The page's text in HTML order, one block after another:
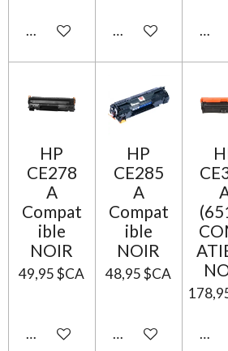
Ajouter au panierAjouter au panier
HP
CE278
A
Compat
ible
NOIR
49,95 $CA
Ajouter au panier
HP
CE285
A
Compat
ible
NOIR
48,95 $CA
Ajouter au panier